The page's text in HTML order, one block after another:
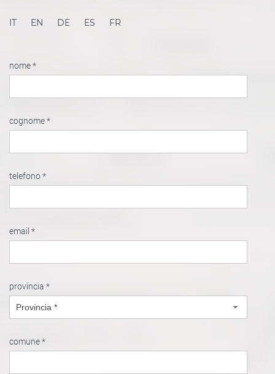
IT EN DE ES FR
nome *
cognome *
telefono *
email *
provincia *
Provincia *
comune *